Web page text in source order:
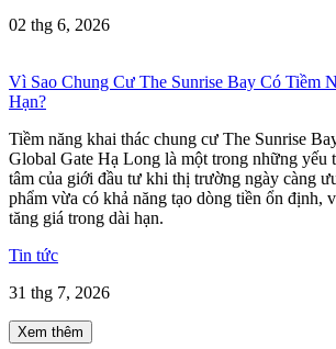
02 thg 6, 2026
Vì Sao Chung Cư The Sunrise Bay Có Tiềm
Hạn?
Tiềm năng khai thác chung cư The Sunrise
Global Gate Hạ Long là một trong những yếu
tâm của giới đầu tư khi thị trường ngày càng
phẩm vừa có khả năng tạo dòng tiền ổn định,
tăng giá trong dài hạn.
Tin tức
31 thg 7, 2026
Xem thêm